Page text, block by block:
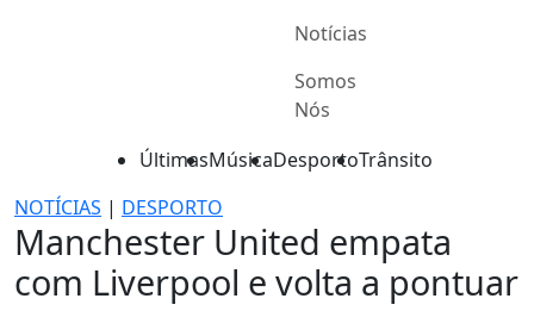
Notícias
Somos
Nós
ÚltimasMúsicaDesportoTrânsito
NOTÍCIAS | DESPORTO
Manchester United empata
com Liverpool e volta a pontuar